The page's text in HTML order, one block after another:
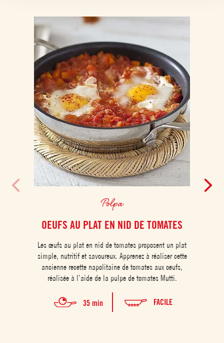
Polpa
OEUFS AU PLAT EN NID DE TOMATES
Les œufs au plat en nid de tomates proposent un plat
simple, nutritif et savoureux. Apprenez à réaliser cette
ancienne recette napolitaine de tomates aux oeufs,
réalisée à l’aide de la pulpe de tomates Mutti.
35 min FACILE